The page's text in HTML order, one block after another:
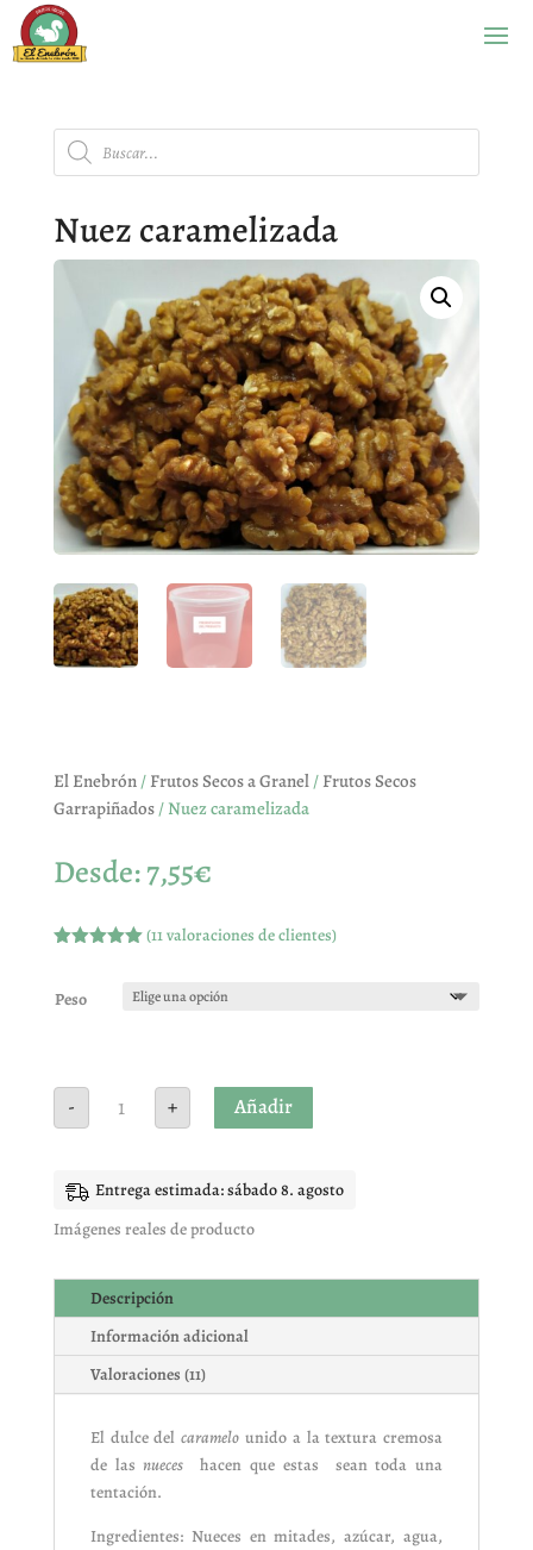
Búsqueda
de
productos
Nuez caramelizada
El Enebrón/ Frutos Secos a Granel/ Frutos Secos
Garrapiñados/ Nuez caramelizada
Desde:7,55€
5 en base
a
(11valoraciones de clientes)
Peso
- caramelizada
cantidad
+ Añadir
Entrega estimada: sábado 8. agosto
Imágenes reales de producto
Descripción
Información adicional
Valoraciones (11)
El dulce delcaramelo unido a la textura cremosa
de las nueces hacen que estas sean toda una
tentación.
Ingredientes: Nueces en mitades, azúcar, agua,